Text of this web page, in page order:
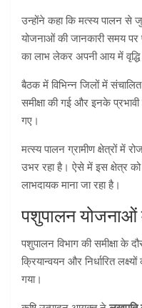
उन्होंने कहा कि मत्स्य पालन से
योजनाओं की जानकारी समय पर
का लाभ लेकर अपनी आय में
बैठक में विभिन्न जिलों में
समीक्षा की गई और इनके
गए।
मत्स्य पालन ग्रामीण क्षेत्रों में
उभर रहा है। ऐसे में इस क्षेत्र को
लाभदायक माना जा रहा है।
पशुपालन योजनाओं
पशुपालन विभाग की समीक्षा के
क्रियान्वयन और निर्धारित
गया।